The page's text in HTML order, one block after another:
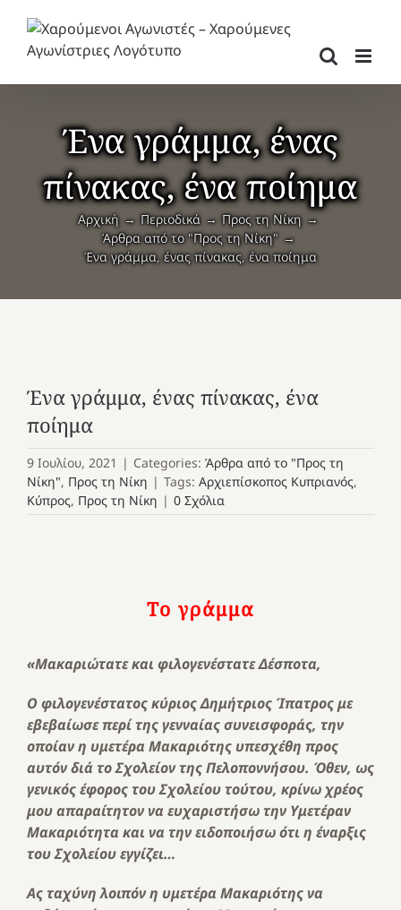
περιεχόμενο
Ένα γράμμα, ένας
πίνακας, ένα ποίημα
Αρχική Περιοδικά
Προς τη Νίκη
Άρθρα από το "Προς τη Νίκη"
Ένα γράμμα, ένας πίνακας, ένα ποίημα
Ένα γράμμα, ένας πίνακας, ένα
ποίημα
9 Ιουλίου, 2021 | Categories: Άρθρα από το "Προς τη
Νίκη", Προς τη Νίκη | Tags: Αρχιεπίσκοπος Κυπριανός,
Κύπρος, Προς τη Νίκη | 0 Σχόλια
Το γράμμα
«Μακαριώτατε και φιλογενέστατε Δέσποτα,
Ο φιλογενέστατος κύριος Δημήτριος Ίπατρος με
εβεβαίωσε περί της γενναίας συνεισφοράς, την
οποίαν η υμετέρα Μακαριότης υπεσχέθη προς
αυτόν διά το Σχολείον της Πελοποννήσου. Όθεν, ως
γενικός έφορος του Σχολείου τούτου, κρίνω χρέος
μου απαραίτητον να ευχαριστήσω την Υμετέραν
Μακαριότητα και να την ειδοποιήσω ότι η έναρξις
του Σχολείου εγγίζει…
Ας ταχύνη λοιπόν η υμετέρα Μακαριότης να